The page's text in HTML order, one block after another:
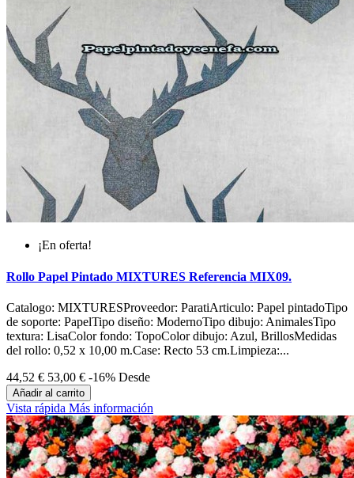
¡En oferta!
Rollo Papel Pintado MIXTURES Referencia MIX09.
Catalogo: MIXTURESProveedor: ParatiArticulo: Papel pintadoTipo
de soporte: PapelTipo diseño: ModernoTipo dibujo: AnimalesTipo
textura: LisaColor fondo: TopoColor dibujo: Azul, BrillosMedidas
del rollo: 0,52 x 10,00 m.Case: Recto 53 cm.Limpieza:...
44,52 € 53,00 € -16% Desde
Añadir al carrito
Vista rápida Más información